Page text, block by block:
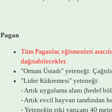
Pagan
Tüm Paganlar, eğitmenleri
dağıtabilecekler.
"Orman Üstadı" yeteneği:
"Lider Kükremesi" yeteneği:
- Artık uygulama alanı (hedef
- Artık evcil hayvan tarafından
- Yeteneğin etki yarıçapı 40